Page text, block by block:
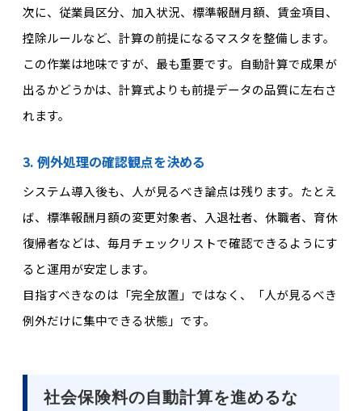
次に、従業員区分、加入状況、標準報酬月額、賃金項目、
控除ルールなど、計算の前提になるマスタを整備します。
この作業は地味ですが、最も重要です。自動計算で成果が
出るかどうかは、計算式よりも前提データの品質に左右さ
れます。
3. 例外処理の確認観点を決める
システム導入後も、人が見るべき論点は残ります。たとえ
ば、標準報酬月額の変更対象者、入退社者、休職者、育休
復帰者などは、毎月チェックリストで確認できるようにす
ると運用が安定します。
目指すべきなのは「完全放置」ではなく、「人が見るべき
例外だけに集中できる状態」です。
社会保険料の自動計算を進めるな